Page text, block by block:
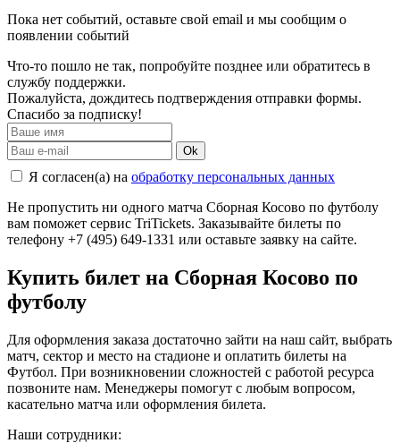
Пока нет событий, оставьте свой email и мы сообщим о
появлении событий
Что-то пошло не так, попробуйте позднее или обратитесь в
службу поддержки.
Пожалуйста, дождитесь подтверждения отправки формы.
Спасибо за подписку!
Ok
Я согласен(а) на обработку персональных данных
Не пропустить ни одного матча Сборная Косово по футболу
вам поможет сервис TriTickets. Заказывайте билеты по
телефону +7 (495) 649-1331 или оставьте заявку на сайте.
Купить билет на Сборная Косово по
футболу
Для оформления заказа достаточно зайти на наш сайт, выбрать
матч, сектор и место на стадионе и оплатить билеты на
Футбол. При возникновении сложностей с работой ресурса
позвоните нам. Менеджеры помогут с любым вопросом,
касательно матча или оформления билета.
Наши сотрудники: